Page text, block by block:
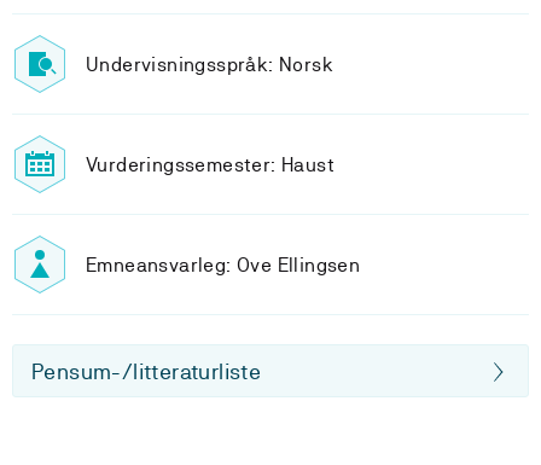
Undervisningsspråk: Norsk
Vurderingssemester: Haust
Emneansvarleg: Ove Ellingsen
Pensum-/litteraturliste